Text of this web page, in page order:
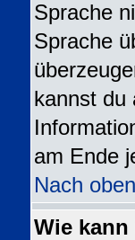
Sprache
Sprache
kannst du
am Ende
Nach oben
Wie